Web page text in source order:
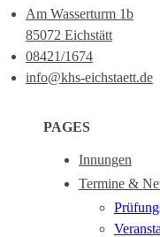
Am Wasserturm 1b
85072 Eichstätt
08421/1674
info@khs-eichstaett.de
PAGES
Innungen
Termine &